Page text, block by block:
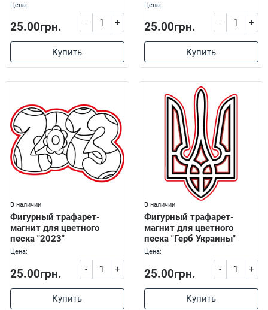
Цена:
25.00грн. - +
Купить
Цена:
25.00грн. - +
Купить
В наличии
Фигурный трафарет-
магнит для цветного
песка "2023"
Цена:
25.00грн. - +
Купить
В наличии
Фигурный трафарет-
магнит для цветного
песка "Герб Украины"
Цена:
25.00грн. - +
Купить